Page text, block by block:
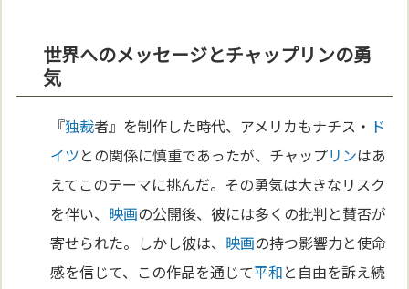
世界へのメッセージとチャップリンの勇
気
『独裁者』を制作した時代、アメリカもナチス・ ド
イツとの関係に慎重であったが、チャップリンはあ
えてこのテーマに挑んだ。その勇気は大きなリスク
を伴い、 映画の公開後、彼には多くの批判と賛否が
寄せられた。しかし彼は、 映画の持つ影響力と使命
感を信じて、この作品を通じて平和と自由を訴え続